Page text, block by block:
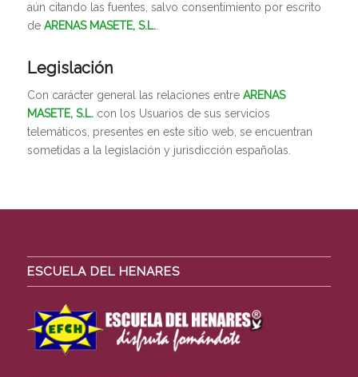
aún citando las fuentes, salvo consentimiento por escrito
de ARENAS MASETE, S.L..
Legislación
Con carácter general las relaciones entre ARENAS
MASETE, S.L.con los Usuarios de sus servicios
telemáticos, presentes en este sitio web, se encuentran
sometidas a la legislación y jurisdicción españolas.
ESCUELA DEL HENARES